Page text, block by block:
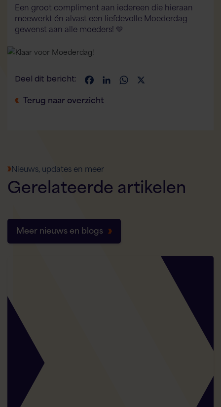
Een groot compliment aan iedereen die hieraan
meewerkt én alvast een liefdevolle Moederdag
gewenst aan alle moeders! 💛
Deel dit bericht: FacebookLinkedInWhatsApp
Terug naar overzicht
Nieuws, updates en meer
Gerelateerde artikelen
Meer nieuws en blogs
Flex AI Assistent